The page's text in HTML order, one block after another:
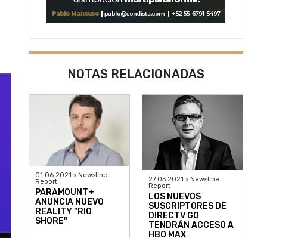
NOTAS RELACIONADAS
01.06.2021 > Newsline
Report
PARAMOUNT+
ANUNCIA NUEVO
REALITY "RIO
SHORE"
27.05.2021 > Newsline
Report
LOS NUEVOS
SUSCRIPTORES DE
DIRECTV GO
TENDRÁN ACCESO A
HBO MAX